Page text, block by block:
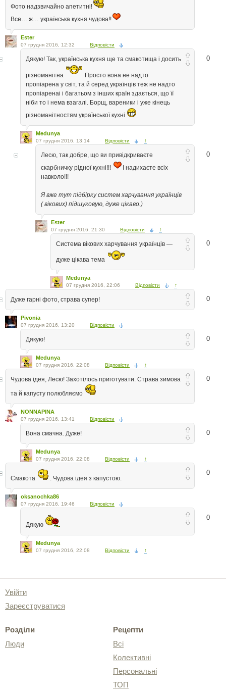
Фото надзвичайно апетитні!
Все… ж… українська кухня чудова!!
Ester
07 грудня 2016, 12:32 Відповісти
0
Дякую! Так, українська кухня ще та смакотища і досить
різноманітна
Просто вона не надто
пропіарена у світ, та й серед українців теж не надто
пропіаренаі і багатьом з інших країн здається, що її
ніби то і нема взагалі. Борщ, вареники і уже кінець
різноманітностям української кухні
Medunya
07 грудня 2016, 13:14 Відповісти ↑
0
Лесю, так добре, що ви привідкриваєте
скарбничку рідної кухні!!!
І надихаєте всіх
навколо!!!
Я вже тут підбірку систем харчування українців
( вікових) підшуковую, дуже цікаво.)
Ester
07 грудня 2016, 21:30 Відповісти ↑
0
Система вікових харчування українців —
дуже цікава тема
Medunya
07 грудня 2016, 22:06 Відповісти ↑
0
Дуже гарні фото, страва супер!
Pivonia
07 грудня 2016, 13:20 Відповісти
0
Дякую!
Medunya
07 грудня 2016, 22:08 Відповісти ↑
0
Чудова ідея, Лесю! Захотілось приготувати. Страва зимова
та й капусту полюбляємо
NONNAPINA
07 грудня 2016, 13:41 Відповісти
0
Вона смачна. Дуже!
Medunya
07 грудня 2016, 22:08 Відповісти ↑
0
Смакота . Чудова ідея з капустою.
oksanochka86
07 грудня 2016, 19:46 Відповісти
0
Дякую
Medunya
07 грудня 2016, 22:08 Відповісти ↑
Увійти
Зареєструватися
Розділи
Люди
Рецепти
Всі
Колективні
Персональні
ТОП